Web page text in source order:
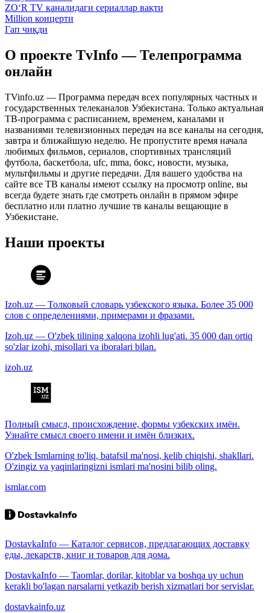
ZO‘R TV каналидаги сериаллар вақти
Million концерти
Гап чиқди
О проекте TvInfo — Телепрограмма
онлайн
TVinfo.uz — Программа передач всех популярных частных и
государственных телеканалов Узбекистана. Только актуальная
ТВ-программа с расписанием, временем, каналами и
названиями телевизионных передач на все каналы на сегодня,
завтра и ближайшую неделю. Не пропустите время начала
любимых фильмов, сериалов, спортивных трансляций
футбола, баскетбола, ufc, mma, бокс, новости, музыка,
мультфильмы и другие передачи. Для вашего удобства на
сайте все ТВ каналы имеют ссылку на просмотр online, вы
всегда будете знать где смотреть онлайн в прямом эфире
бесплатно или платно лучшие тв каналы вещающие в
Узбекистане.
Наши проекты
Izoh.uz — Толковый словарь узбекского языка. Более 35 000
слов с определениями, примерами и фразами.
Izoh.uz — O'zbek tilining xalqona izohli lug'ati. 35 000 dan ortiq
so'zlar izohi, misollari va iboralari bilan.
izoh.uz
Полный смысл, происхождение, формы узбекских имён.
Узнайте смысл своего имени и имён близких.
O'zbek Ismlarning to'liq, batafsil ma'nosi, kelib chiqishi, shakllari.
O'zingiz va yaqinlaringizni ismlari ma'nosini bilib oling.
ismlar.com
DostavkaInfo — Каталог сервисов, предлагающих доставку
еды, лекарств, книг и товаров для дома.
DostavkaInfo — Taomlar, dorilar, kitoblar va boshqa uy uchun
kerakli bo'lagan narsalarni yetkazib berish xizmatlari bor servislar.
dostavkainfo.uz